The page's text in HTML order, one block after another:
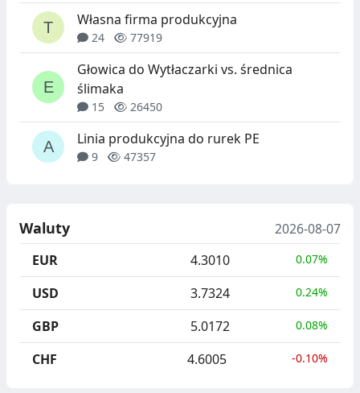
Własna firma produkcyjna
24 77919
Głowica do Wytłaczarki vs. średnica
ślimaka
15 26450
Linia produkcyjna do rurek PE
9 47357
Waluty
2026-08-07
EUR
4.3010 0.07%
USD 3.7324 0.24%
GBP 5.0172 0.08%
CHF 4.6005 -0.10%